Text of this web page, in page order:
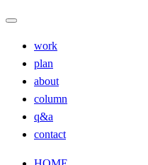
work
plan
about
column
q&a
contact